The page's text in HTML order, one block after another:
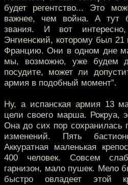
будет регентство... Это
важнее, чем война. А тут
звания. И вот
Энгиенский, которому был 21
Францию. Они в одном дне
мы, возможно, уже будем
посудите, может ли
армия в подобный момент”.
Ну, а испанская армия 13
цели своего марша. Рокруа,
Она до сих пор сохранилась
изменений. Пять
Аккуратная маленькая
400 человек. Совсем
гарнизон, мало пушек. Мело
быстро овладеет этой